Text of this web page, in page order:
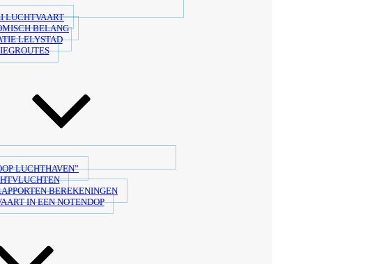
LUCHTVAART
BELANG
LELYSTAD
LUCHTHAVEN”
BEREKENINGEN
IN EEN NOTENDOP